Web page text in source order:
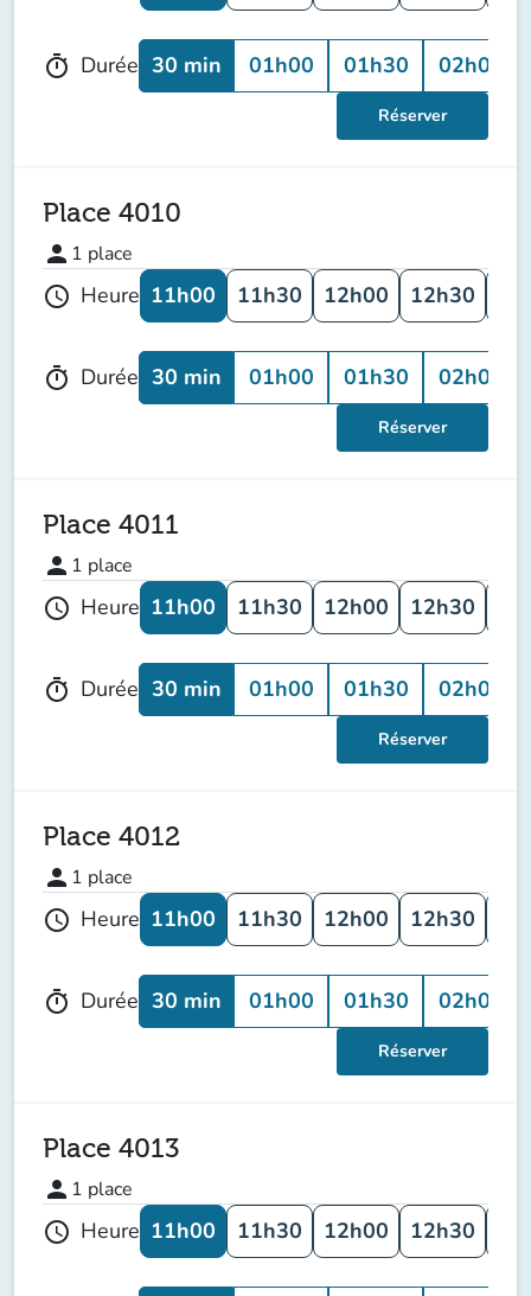
timer Durée 30 min 01h00 01h30 02h00
Réserver
Place 4010
person 1 place
schedule Heure 11h00 11h30 12h00 12h30
timer Durée 30 min 01h00 01h30 02h00
Réserver
Place 4011
person 1 place
schedule Heure 11h00 11h30 12h00 12h30
timer Durée 30 min 01h00 01h30 02h00
Réserver
Place 4012
person 1 place
schedule Heure 11h00 11h30 12h00 12h30
timer Durée 30 min 01h00 01h30 02h00
Réserver
Place 4013
person 1 place
schedule Heure 11h00 11h30 12h00 12h30